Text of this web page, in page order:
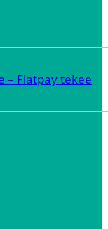
– Flatpay tekee